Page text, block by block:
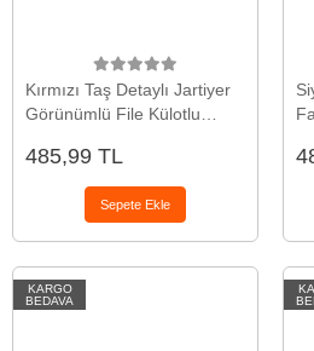
Kırmızı Taş Detaylı Jartiyer
Görünümlü File Külotlu
485,99 TL
Sepete Ekle
KARGO
BEDAVA